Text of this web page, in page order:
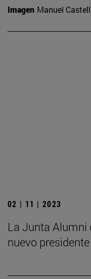
Imagen Manuel
02 | 11 | 2023
La Junta Alumni
nuevo presidente